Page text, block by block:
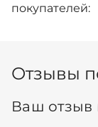
покупателей:
Отзывы
Ваш отзыв